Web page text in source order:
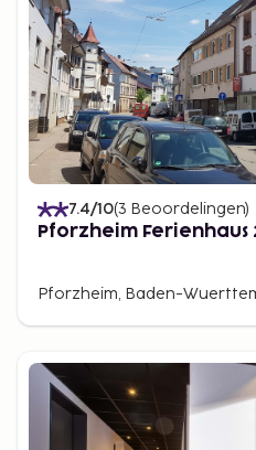
7.4/10(3 Beoordelingen)
Pforzheim Ferienhaus
Pforzheim, Baden-